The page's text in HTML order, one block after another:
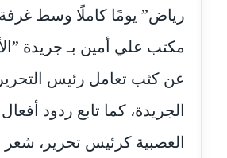
عاملة
مدونة شيماء مكى
عاملة
مدونة صفا غنيم
رياض” يومًا كاملًا وسط غرفة
مكتب علي أمين بـ جريدة
عن كثب تعامل رئيس
الجريدة، كما تابع ردود
العصبية كرئيس تحرير، شعر